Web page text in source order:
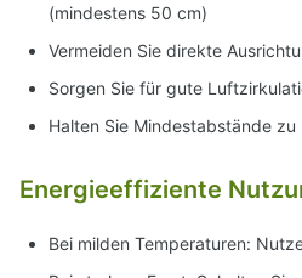
(mindestens 50 cm)
Vermeiden Sie direkte
Sorgen Sie für gute
Halten Sie Mindestabstände
Energieeffiziente
Bei milden Temperaturen: